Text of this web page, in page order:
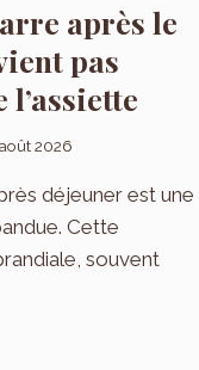
après le
pas
l’assiette
2026
déjeuner est une
Cette
souvent